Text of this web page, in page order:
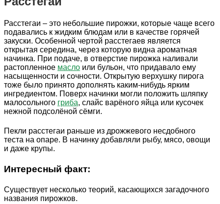
Расстегаи – это небольшие пирожки, которые чаще всего
подавались к жидким блюдам или в качестве горячей
закуски. Особенной чертой расстегаев является
открытая середина, через которую видна ароматная
начинка. При подаче, в отверстие пирожка наливали
растопленное масло или бульон, что придавало ему
насыщенности и сочности. Открытую верхушку пирога
тоже было принято дополнять каким-нибудь ярким
ингредиентом. Поверх начинки могли положить шляпку
малосольного гриба, слайс варёного яйца или кусочек
нежной подсолёной сёмги.
Пекли расстегаи раньше из дрожжевого несдобного
теста на опаре. В начинку добавляли рыбу, мясо, овощи
и даже крупы.
Интересный факт:
Существует несколько теорий, касающихся загадочного
названия пирожков.